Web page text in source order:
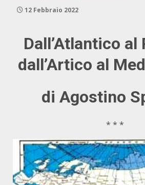
12 Febbraio 2022
Dall’Atlantico
dall’Artico al
di Agostino
* * *